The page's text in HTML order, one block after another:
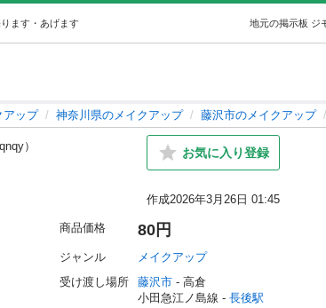
ます・あげます 地元の掲示板 ジ
アップ 神奈川県のメイクアップ 藤沢市のメイクアップ
） お気に入り登録
作成2026年3月26日 01:45
商品価格 80円
ジャンル
メイクアップ
受け渡し場所
藤沢市 - 高倉
小田急江ノ島線 - 長後駅